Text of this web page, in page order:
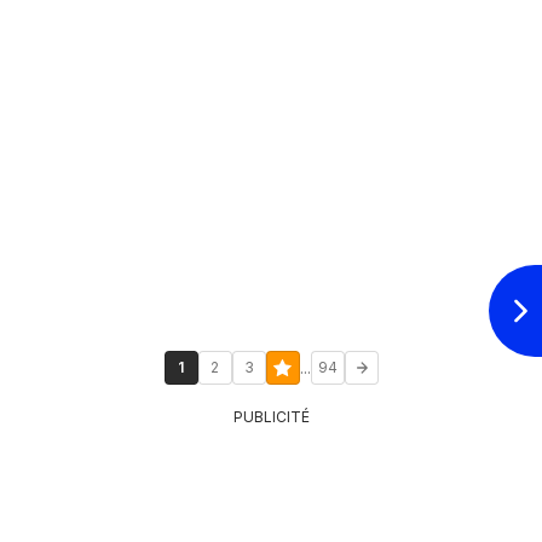
1 2 3 ... 94
PUBLICITÉ